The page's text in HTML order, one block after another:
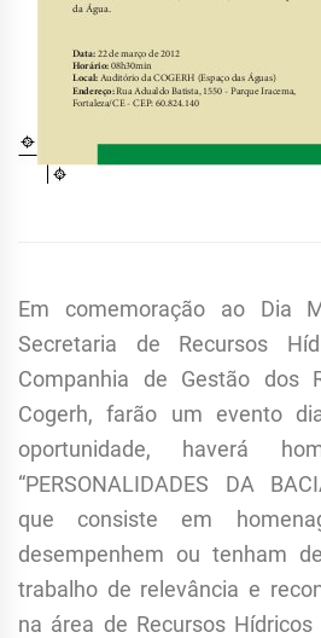
Em comemoração ao Dia
Secretaria de Recursos
Companhia de Gestão dos
Cogerh, farão um evento
oportunidade, haverá
“PERSONALIDADES DA
que consiste em
desempenhem ou tenham
trabalho de relevância e
na área de Recursos